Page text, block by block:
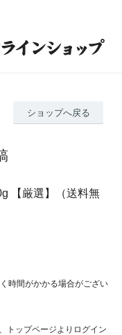
ショップへ戻る
【厳選】（送料無
時間がかかる場合がござい
トップページよりログイン